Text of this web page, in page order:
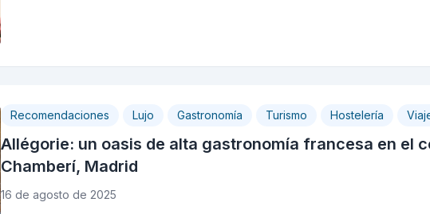
Recomendaciones Lujo Gastronomía Turismo Hostelería
Allégorie: un oasis de alta gastronomía francesa en el
Chamberí, Madrid
16 de agosto de 2025